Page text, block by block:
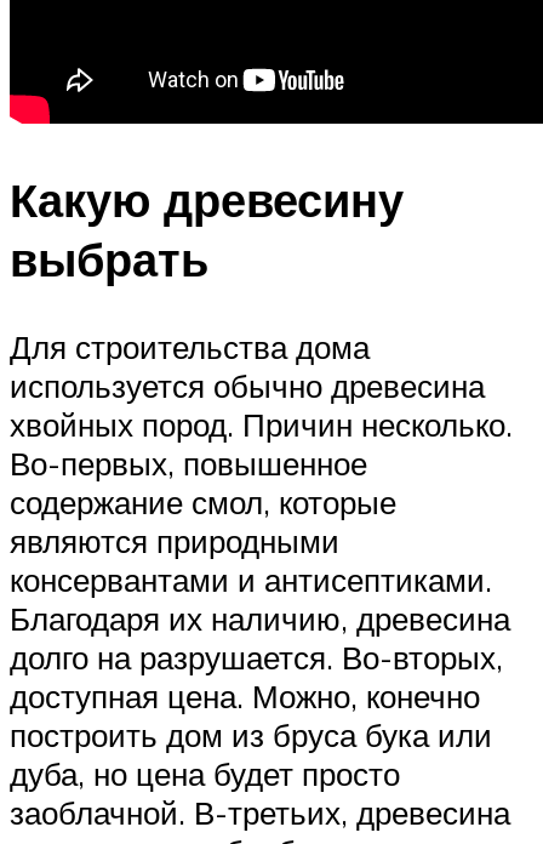
Какую древесину
выбрать
Для строительства дома
используется обычно древесина
хвойных пород. Причин несколько.
Во-первых, повышенное
содержание смол, которые
являются природными
консервантами и антисептиками.
Благодаря их наличию, древесина
долго на разрушается. Во-вторых,
доступная цена. Можно, конечно
построить дом из бруса бука или
дуба, но цена будет просто
заоблачной. В-третьих, древесина